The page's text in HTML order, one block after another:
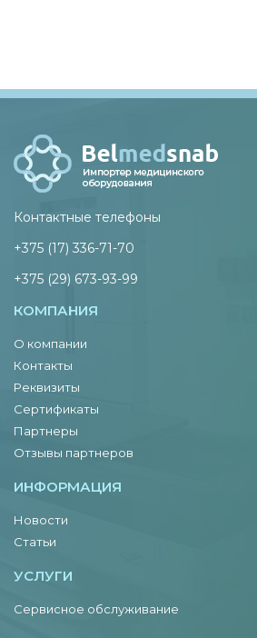
Контактные телефоны
+375 (17) 336-71-70
+375 (29) 673-93-99
КОМПАНИЯ
О компании
Контакты
Реквизиты
Сертификаты
Партнеры
Отзывы партнеров
ИНФОРМАЦИЯ
Новости
Статьи
УСЛУГИ
Сервисное обслуживание